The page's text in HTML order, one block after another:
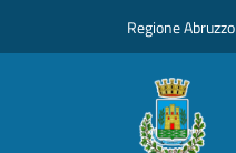
Regione Abruzzo